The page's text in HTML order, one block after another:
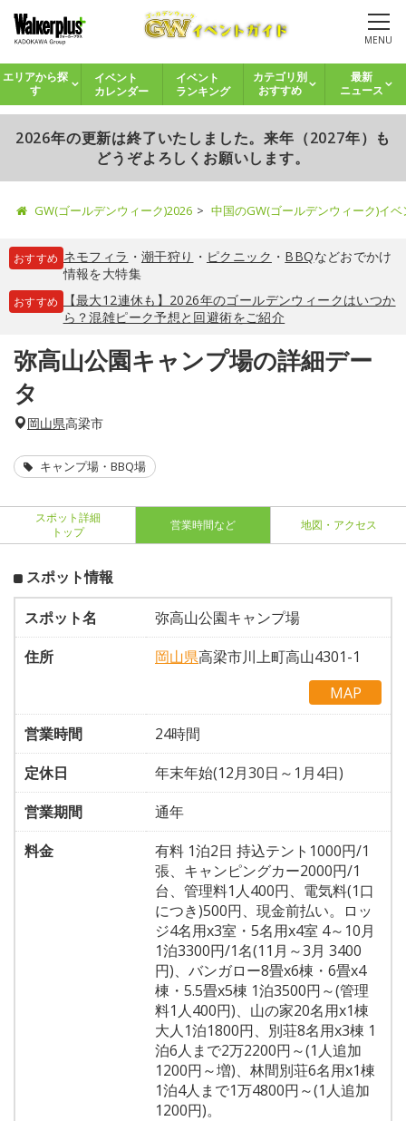
MENU
エリアから探
す
イベント
カレンダー
イベント
ランキング
カテゴリ別
おすすめ
最新
ニュース
2026年の更新は終了いたしました。来年（2027年）も
どうぞよろしくお願いします。
GW(ゴールデンウィーク)2026 中国のGW(ゴールデンウィーク)イ
おすすめ ネモフィラ ・ 潮干狩り ・ ピクニック ・ BBQなどおでかけ
情報を大特集
おすすめ
【最大12連休も】2026年のゴールデンウィークはいつか
ら？混雑ピーク予想と回避術をご紹介
弥高山公園キャンプ場の詳細デー
タ
岡山県高梁市
キャンプ場・BBQ場
スポット詳細
トップ
営業時間など 地図・アクセス
スポット情報
スポット名
弥高山公園キャンプ場
住所
岡山県高梁市川上町高山4301-1
MAP
営業時間
24時間
定休日
年末年始(12月30日～1月4日)
営業期間
通年
料金
有料 1泊2日 持込テント1000円/1
張、キャンピングカー2000円/1
台、管理料1人400円、電気料(1口
につき)500円、現金前払い。ロッ
ジ4名用x3室・5名用x4室 4～10月
1泊3300円/1名(11月～3月 3400
円)、バンガロー8畳x6棟・6畳x4
棟・5.5畳x5棟 1泊3500円～(管理
料1人400円)、山の家20名用x1棟
大人1泊1800円、別荘8名用x3棟 1
泊6人まで2万2200円～(1人追加
1200円～増)、林間別荘6名用x1棟
1泊4人まで1万4800円～(1人追加
1200円)。